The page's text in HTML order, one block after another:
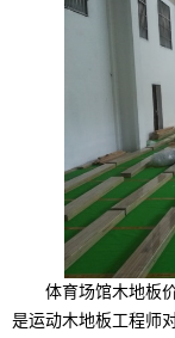
体育场馆木地板价
是运动木地板工程师